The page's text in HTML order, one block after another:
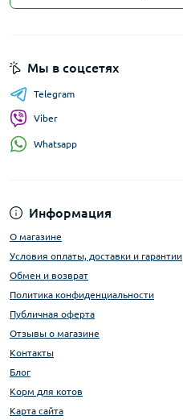
Информация
О магазине
Условия оплаты, доставки и гарантии
Обмен и возврат
Политика конфиденциальности
Публичная оферта
Отзывы о магазине
Контакты
Блог
Корм для котов
Карта сайта
Мы в соцсетях
Telegram
Viber
Whatsapp